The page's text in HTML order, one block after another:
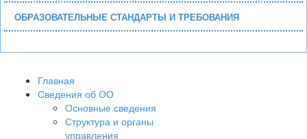
ОБРАЗОВАТЕЛЬНЫЕ СТАНДАРТЫ И ТРЕБОВАНИЯ
Главная
Сведения об ОО
Основные сведения
Структура и органы
управления